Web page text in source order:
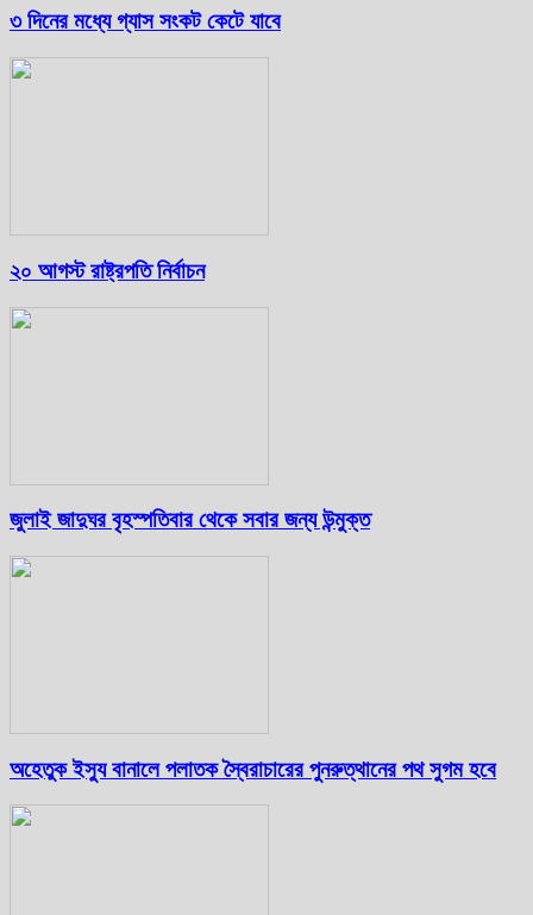
৩ দিনের মধ্যে গ্যাস সংকট কেটে যাবে
২০ আগস্ট রাষ্ট্রপতি নির্বাচন
জুলাই জাদুঘর বৃহস্পতিবার থেকে সবার জন্য উন্মুক্ত
অহেতুক ইস্যু বানালে পলাতক স্বৈরাচারের পুনরুত্থানের পথ সুগম হবে